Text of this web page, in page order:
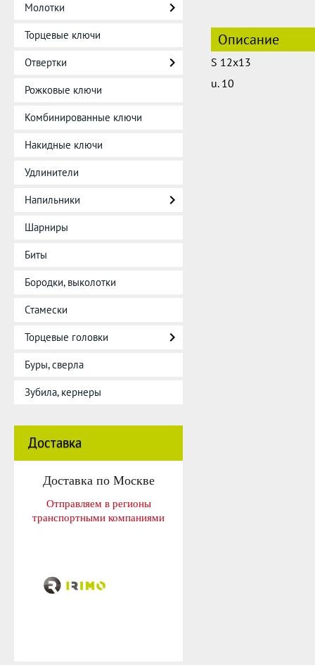
Молотки
Торцевые ключи
Отвертки
Рожковые ключи
Комбинированные ключи
Накидные ключи
Удлинители
Напильники
Шарниры
Биты
Бородки, выколотки
Стамески
Торцевые головки
Буры, сверла
Зубила, кернеры
Доставка
Доставка по Москве
Отправляем в регионы
транспортными компаниями
Описание
S 12x13
u. 10